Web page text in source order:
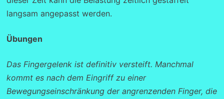
langsam angepasst werden.
Übungen
Das Fingergelenk ist definitiv versteift. Manchmal
kommt es nach dem Eingriff zu einer
Bewegungseinschränkung der angrenzenden Finger, die